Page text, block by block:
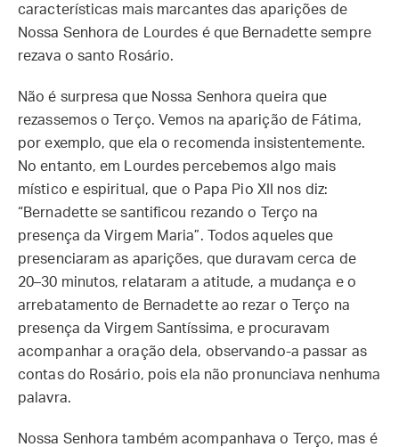
características mais marcantes das aparições de
Nossa Senhora de Lourdes é que Bernadette sempre
rezava o santo Rosário.
Não é surpresa que Nossa Senhora queira que
rezassemos o Terço. Vemos na aparição de Fátima,
por exemplo, que ela o recomenda insistentemente.
No entanto, em Lourdes percebemos algo mais
místico e espiritual, que o Papa Pio XII nos diz:
“Bernadette se santificou rezando o Terço na
presença da Virgem Maria”. Todos aqueles que
presenciaram as aparições, que duravam cerca de
20–30 minutos, relataram a atitude, a mudança e o
arrebatamento de Bernadette ao rezar o Terço na
presença da Virgem Santíssima, e procuravam
acompanhar a oração dela, observando-a passar as
contas do Rosário, pois ela não pronunciava nenhuma
palavra.
Nossa Senhora também acompanhava o Terço, mas é